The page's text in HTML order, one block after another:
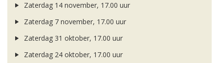
Zaterdag 14 november, 17.00 uur
Zaterdag 7 november, 17.00 uur
Zaterdag 31 oktober, 17.00 uur
Zaterdag 24 oktober, 17.00 uur